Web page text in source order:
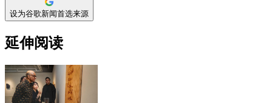
设为谷歌新闻首选来源
延伸阅读